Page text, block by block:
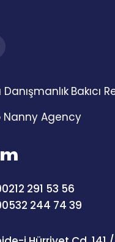
Bakıcı
Nanny Agency
291 53 56
244 74 39